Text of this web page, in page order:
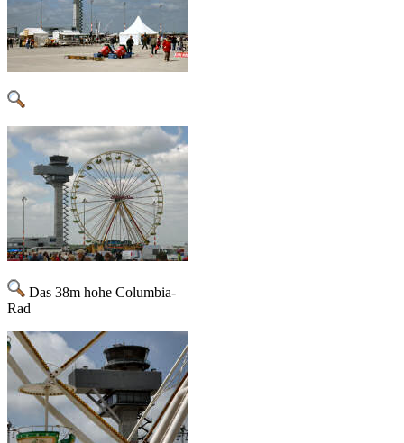
Das 38m hohe Columbia-
Rad